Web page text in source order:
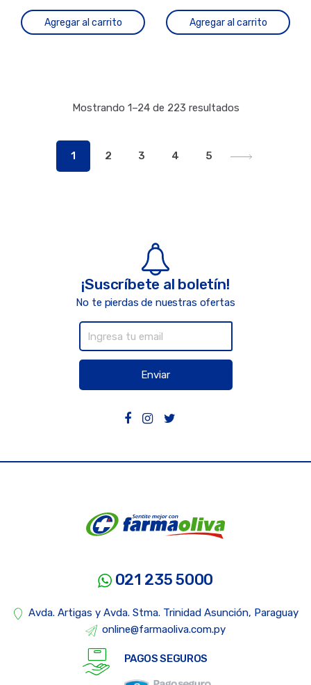
Agregar al carrito Agregar al carrito
Mostrando 1–24 de 223 resultados
1 2 3 4 5
¡Suscríbete al boletín!
No te pierdas de nuestras ofertas
Enviar
021 235 5000
Avda. Artigas y Avda. Stma. Trinidad Asunción, Paraguay
online@farmaoliva.com.py
PAGOS SEGUROS